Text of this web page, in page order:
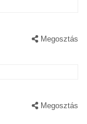
Megosztás
Megosztás